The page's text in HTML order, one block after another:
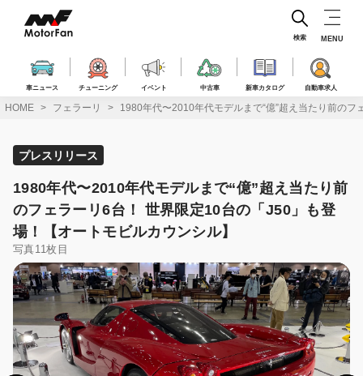
ス
車ニュース チューニング イベント 中古車 新車カタログ 自動車求人
検索 MENU
HOME フェラーリ 1980年代〜2010年代モデルまで“億”超え当たり前の
プレスリリース
1980年代〜2010年代モデルまで“億”超え当たり前
のフェラーリ6台！ 世界限定10台の「J50」も登
場！【オートモビルカウンシル】
写真11枚目